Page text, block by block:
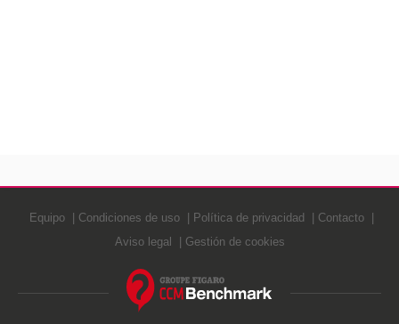
Equipo Condiciones de uso Política de privacidad
Contacto
Aviso legal
Gestión de cookies